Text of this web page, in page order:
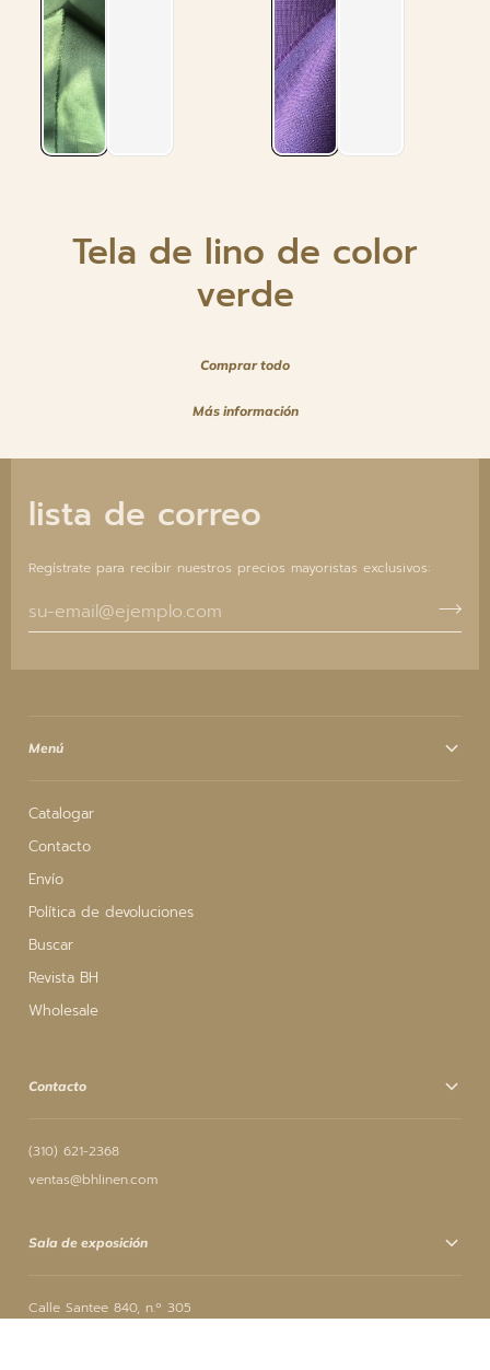
Tela de lino de color
verde
Comprar todo
Más información
lista de correo
Regístrate para recibir nuestros precios mayoristas exclusivos:
Menú
Catalogar
Contacto
Envío
Política de devoluciones
Buscar
Revista BH
Wholesale
Contacto
(310) 621-2368
ventas@bhlinen.com
Sala de exposición
Calle Santee 840, n.º 305